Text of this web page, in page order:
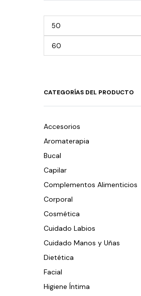
CATEGORÍAS DEL PRODUCTO
Accesorios
Aromaterapia
Bucal
Capilar
Complementos Alimenticios
Corporal
Cosmética
Cuidado Labios
Cuidado Manos y Uñas
Dietética
Facial
Higiene Íntima